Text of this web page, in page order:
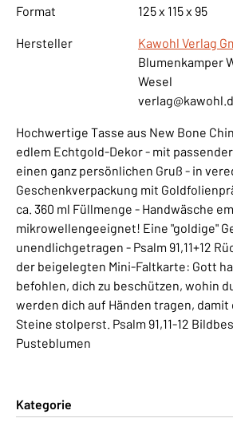
Format 125 x 115 x 95
Hersteller
Kawohl Verlag
Blumenkamper
Wesel
Hochwertige Tasse aus New Bone
edlem Echtgold-Dekor - mit
einen ganz persönlichen Gruß - in
Geschenkverpackung mit
ca. 360 ml Füllmenge - Handwäsche
mikrowellengeeignet! Eine "goldige"
unendlichgetragen - Psalm 91,11+12
der beigelegten Mini-Faltkarte: Gott
befohlen, dich zu beschützen, wohin
werden dich auf Händen tragen,
Steine stolperst. Psalm 91,11-12
Pusteblumen
Kategorie